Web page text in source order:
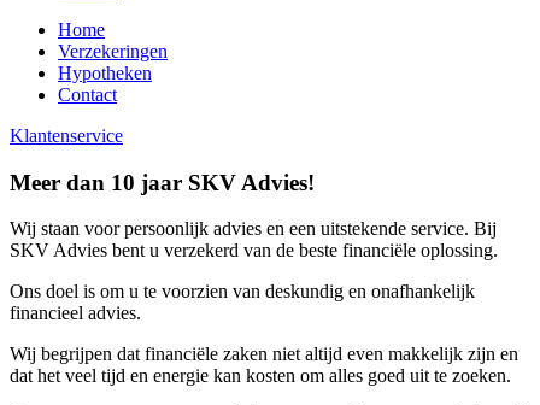
Home
Verzekeringen
Hypotheken
Contact
Klantenservice
Meer dan 10 jaar SKV Advies!
Wij staan voor persoonlijk advies en een uitstekende service. Bij
SKV Advies bent u verzekerd van de beste financiële oplossing.
Ons doel is om u te voorzien van deskundig en onafhankelijk
financieel advies.
Wij begrijpen dat financiële zaken niet altijd even makkelijk zijn en
dat het veel tijd en energie kan kosten om alles goed uit te zoeken.